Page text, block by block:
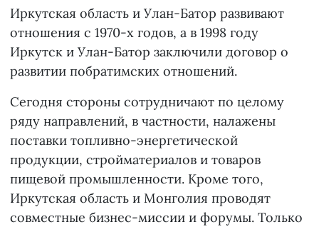
Иркутская область и Улан-Батор развивают
отношения с 1970-х годов, а в 1998 году
Иркутск и Улан-Батор заключили договор о
развитии побратимских отношений.
Сегодня стороны сотрудничают по целому
ряду направлений, в частности, налажены
поставки топливно-энергетической
продукции, стройматериалов и товаров
пищевой промышленности. Кроме того,
Иркутская область и Монголия проводят
совместные бизнес-миссии и форумы. Только